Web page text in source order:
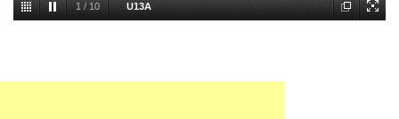
1 / 10 U13A